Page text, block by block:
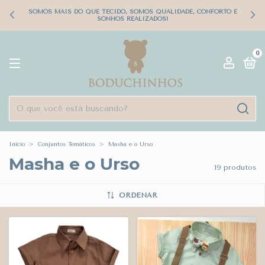
SOMOS MAIS DO QUE TECIDO, SOMOS QUALIDADE, CONFORTO E
SONHOS REALIZADOS!
0
Início > Conjuntos Temáticos > Masha e o Urso
Masha e o Urso 19 produtos
ORDENAR